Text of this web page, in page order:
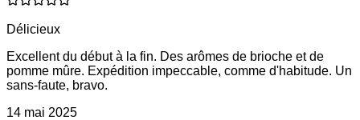
Délicieux
Excellent du début à la fin. Des arômes de brioche et de
pomme mûre. Expédition impeccable, comme d'habitude. Un
sans-faute, bravo.
14 mai 2025